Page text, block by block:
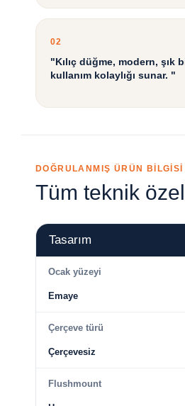
02
"Kılıç düğme, modern, şık
kullanım kolaylığı sunar. "
DOĞRULANMIŞ ÜRÜN BİLGİSİ
Tüm teknik
Tasarım
Ocak yüzeyi
Emaye
Çerçeve türü
Çerçevesiz
Flushmount